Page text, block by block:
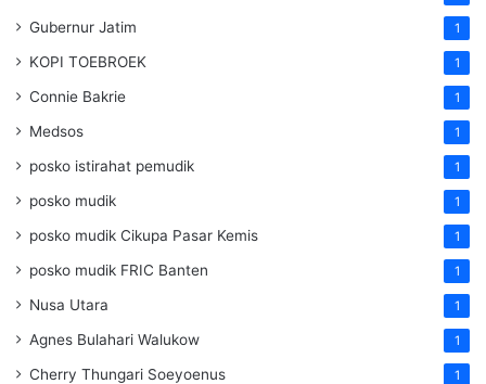
Gubernur Jatim 1
KOPI TOEBROEK 1
Connie Bakrie 1
Medsos 1
posko istirahat pemudik 1
posko mudik 1
posko mudik Cikupa Pasar Kemis 1
posko mudik FRIC Banten 1
Nusa Utara 1
Agnes Bulahari Walukow 1
Cherry Thungari Soeyoenus 1